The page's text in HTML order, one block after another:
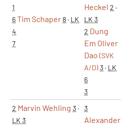
1
6Tim Schaper8· LK
4
7
Heckel 2 ·
LK 3
2 Dung
Em Oliver
Dao (SVK
A/D)3· LK
6
3
2 Marvin Wehling 3·
LK 3
3
Alexander